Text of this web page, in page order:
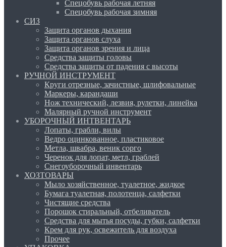
Спецобувь рабочая летняя
Спецобувь рабочая зимняя
СИЗ
Защита органов дыхания
Защита органов слуха
Защита органов зрения и лица
Средства защиты головы
Средства защиты от падения с высоты
РУЧНОЙ ИНСТРУМЕНТ
Круги отрезные, зачистные, шлифовальные
Маркеры, карандаши
Нож технический, лезвия, рулетки, линейка
Малярный ручной инструмент
УБОРОЧНЫЙ ИНТВЕНТАРЬ
Лопаты, грабли, вилы
Ведро оцинкованное, пластиковое
Метла, швабра, веник сорго
Черенок для лопат, метл, граблей
Снегоуборочный инвентарь
ХОЗТОВАРЫ
Мыло хозяйственное, туалетное, жидкое
Бумага туалетная, полотенца, салфетки
Чистящие средства
Порошок стиральный, отбеливатель
Средства для мытья посуды, губки, салфетки
Крем для рук, освежитель для воздуха
Прочее